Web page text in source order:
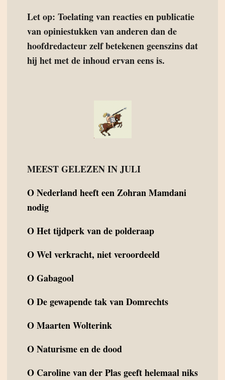
Let op: Toelating van reacties en publicatie
van opiniestukken van anderen dan de
hoofdredacteur zelf betekenen geenszins dat
hij het met de inhoud ervan eens is.
MEEST GELEZEN IN JULI
ONederland heeft een Zohran Mamdani
nodig
OHet tijdperk van de polderaap
OWel verkracht, niet veroordeeld
OGabagool
ODe gewapende tak van Domrechts
OMaarten Wolterink
ONaturisme en de dood
O Caroline van der Plas geeft helemaal niks